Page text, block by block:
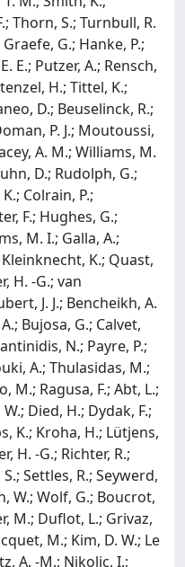
Thorn, S.; Turnbull, R.
G.; Hanke, P.;
E.; Putzer, A.; Rensch,
H.; Tittel, K.;
D.; Beuselinck, R.;
P. J.; Moutoussi,
A. M.; Williams, M.
D.; Rudolph, G.;
Colrain, P.;
F.; Hughes, G.;
M. I.; Galla, A.;
K.; Quast,
H. -G.; van
J. J.; Bencheikh, A.
Bujosa, G.; Calvet,
N.; Payre, P.;
A.; Thulasidas, M.;
M.; Ragusa, F.; Abt, L.;
Died, H.; Dydak, F.;
K.; Kroha, H.; Lütjens,
H. -G.; Richter, R.;
Settles, R.; Seywerd,
W.; Wolf, G.; Boucrot,
M.; Duflot, L.; Grivaz,
M.; Kim, D. W.; Le
A. -M.; Nikolic, I.;